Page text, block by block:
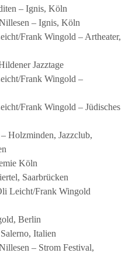
– Ignis, Köln
– Ignis, Köln
Frank Wingold – Artheater,
Jazztage
Frank Wingold –
Frank Wingold – Jüdisches
Holzminden, Jazzclub,
Köln
Saarbrücken
Leicht/Frank Wingold
Berlin
Italien
– Strom Festival,